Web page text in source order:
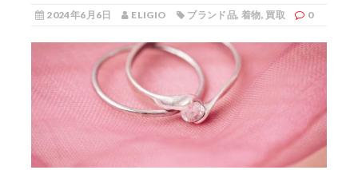
2024年6月6日 ELIGIO ブランド品, 着物, 買取 0